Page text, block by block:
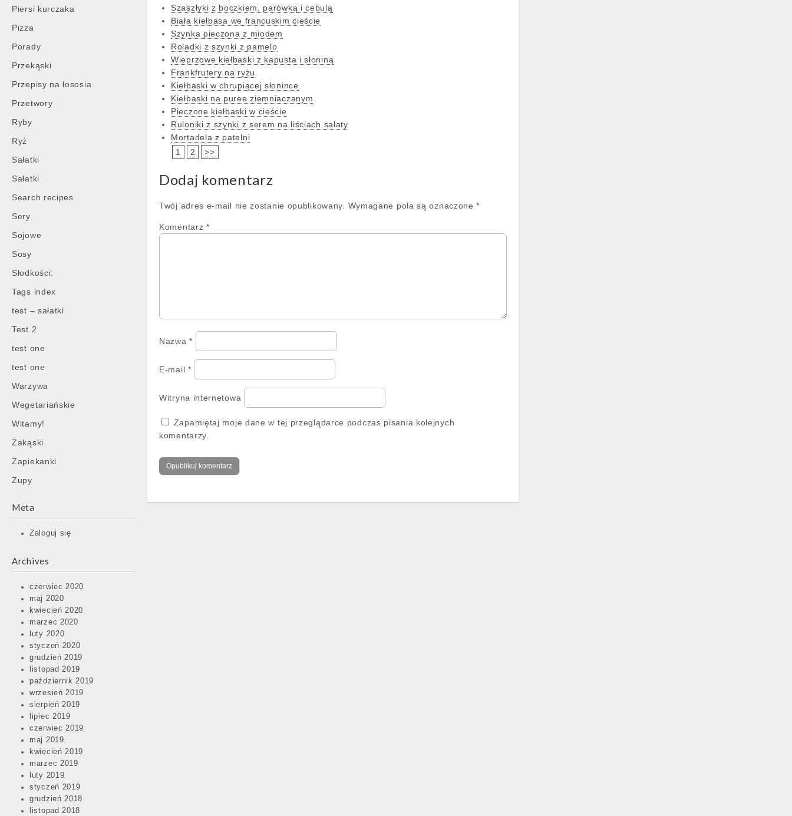
Piersi kurczaka
Pizza
Porady
Przekąski
Przepisy na łososia
Przetwory
Ryby
Ryż
Sałatki
Sałatki
Search recipes
Sery
Sojowe
Sosy
Słodkości:
Tags index
test – sałatki
Test 2
test one
test one
Warzywa
Wegetariańskie
Witamy!
Zakąski
Zapiekanki
Zupy
Meta
Zaloguj się
Archives
czerwiec 2020
maj 2020
kwiecień 2020
marzec 2020
luty 2020
styczeń 2020
grudzień 2019
listopad 2019
październik 2019
wrzesień 2019
sierpień 2019
lipiec 2019
czerwiec 2019
maj 2019
kwiecień 2019
marzec 2019
luty 2019
styczeń 2019
grudzień 2018
listopad 2018
Szaszłyki z boczkiem, parówką i cebulą
Biała kiełbasa we francuskim cieście
Szynka pieczona z miodem
Roladki z szynki z pamelo
Wieprzowe kiełbaski z kapusta i słoniną
Frankfrutery na ryżu
Kiełbaski w chrupiącej słonince
Kiełbaski na puree ziemniaczanym
Pieczone kiełbaski w cieście
Ruloniki z szynki z serem na liściach sałaty
Mortadela z patelni
1
2 >>
Dodaj komentarz
Twój adres e-mail nie zostanie opublikowany. Wymagane pola są oznaczone*
Komentarz *
Nazwa*
E-mail *
Witryna internetowa
Zapamiętaj moje dane w tej przeglądarce podczas pisania kolejnych
komentarzy.